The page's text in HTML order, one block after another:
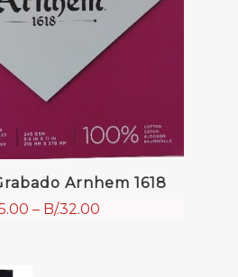
Arnhem 1618
– B/.32.00